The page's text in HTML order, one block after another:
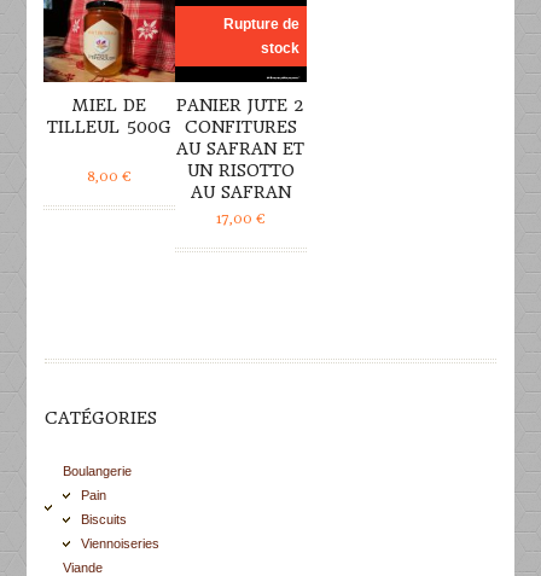
MIEL DE
TILLEUL 500G
8,00 €
Rupture de
stock
PANIER JUTE 2
CONFITURES
AU SAFRAN ET
UN RISOTTO
AU SAFRAN
17,00 €
CATÉGORIES
Boulangerie
Pain
Biscuits
Viennoiseries
Viande